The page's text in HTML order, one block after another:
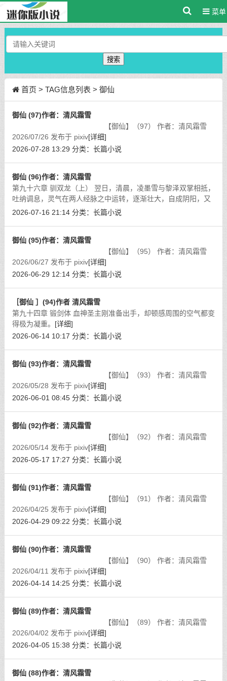
菜单
搜索
首页 > TAG信息列表 > 御仙
御仙 (97)作者：清风霜雪
【御仙】（97） 作者：清风霜雪
2026/07/26 发布于 pixiv[详细]
2026-07-28 13:29 分类： 长篇小说
御仙 (96)作者：清风霜雪
第九十六章 驯双龙（上） 翌日，清晨，凌墨雪与黎泽双掌相抵，
吐纳调息，灵气在两人经脉之中运转，逐渐壮大，自成阴阳，又
回到两人体内。 [详细]
2026-07-16 21:14 分类： 长篇小说
御仙 (95)作者：清风霜雪
【御仙】（95） 作者：清风霜雪
2026/06/27 发布于 pixiv[详细]
2026-06-29 12:14 分类： 长篇小说
［御仙 ］(94)作者 清风霜雪
第九十四章 锻剑体 血神圣主刚准备出手，却顿感周围的空气都变
得极为凝重。 [详细]
2026-06-14 10:17 分类： 长篇小说
御仙 (93)作者：清风霜雪
【御仙】（93） 作者：清风霜雪
2026/05/28 发布于 pixiv[详细]
2026-06-01 08:45 分类： 长篇小说
御仙 (92)作者：清风霜雪
【御仙】（92） 作者：清风霜雪
2026/05/14 发布于 pixiv[详细]
2026-05-17 17:27 分类： 长篇小说
御仙 (91)作者：清风霜雪
【御仙】（91） 作者：清风霜雪
2026/04/25 发布于 pixiv[详细]
2026-04-29 09:22 分类： 长篇小说
御仙 (90)作者：清风霜雪
【御仙】（90） 作者：清风霜雪
2026/04/11 发布于 pixiv[详细]
2026-04-14 14:25 分类： 长篇小说
御仙 (89)作者：清风霜雪
【御仙】（89） 作者：清风霜雪
2026/04/02 发布于 pixiv[详细]
2026-04-05 15:38 分类： 长篇小说
御仙 (88)作者：清风霜雪